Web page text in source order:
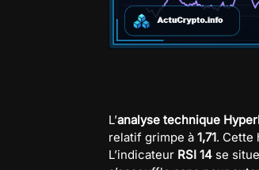
L’analyse technique
relatif grimpe à 1,71. Cette
L’indicateur RSI 14 se